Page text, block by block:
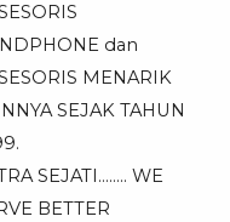
dan
MENARIK
SEJAK TAHUN
SEJATI…….. WE
BETTER